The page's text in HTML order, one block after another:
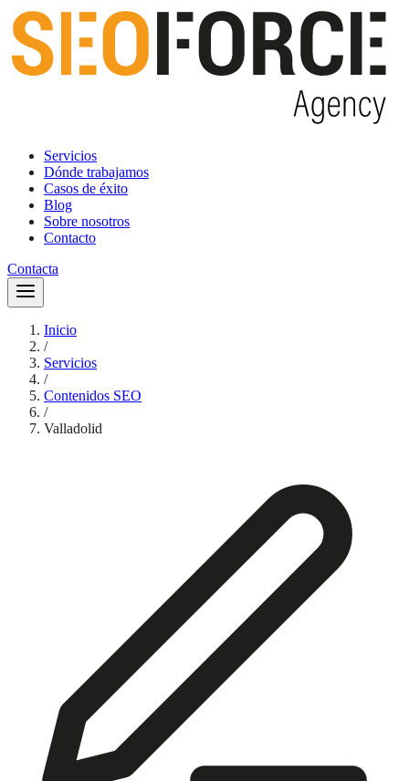
Servicios
Dónde trabajamos
Casos de éxito
Blog
Sobre nosotros
Contacto
Contacta
Inicio
/
Servicios
/
Contenidos SEO
/
Valladolid